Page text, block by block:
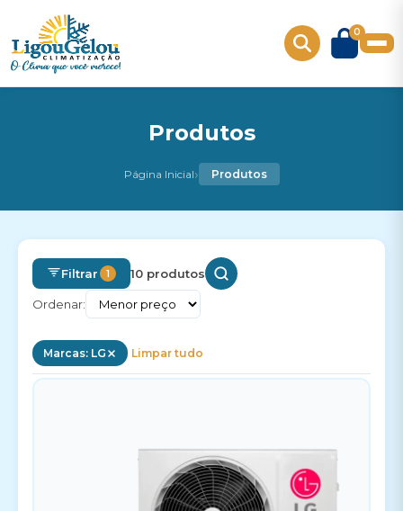
0
Produtos
Página Inicial› Produtos
Filtrar 1 10 produtos
Ordenar:
Marcas: LG Limpar tudo